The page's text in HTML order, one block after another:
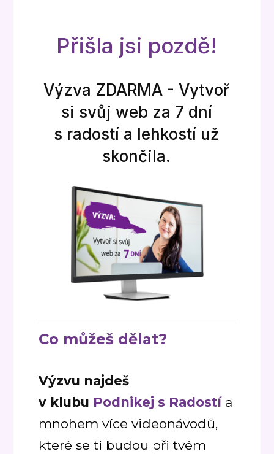
Přišla jsi pozdě!
Výzva ZDARMA - Vytvoř
si svůj web za 7 dní
s radostí a lehkostí už
skončila.
Co můžeš dělat?
Výzvu najdeš
v klubu Podnikej s Radostí a
mnohem více videonávodů,
které se ti budou při tvém